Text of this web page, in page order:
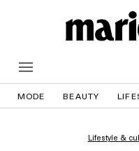
MODE BEAUTY
Lifestyle &